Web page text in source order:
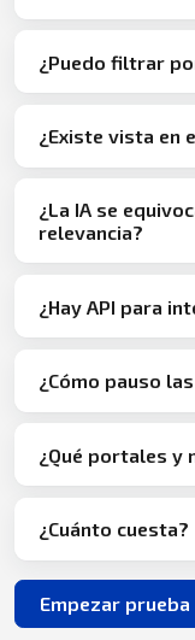
¿Puedo filtrar
¿Existe vista en
¿La IA se
relevancia?
¿Hay API para
¿Cómo pauso
¿Qué portales y
¿Cuánto cuesta?
Empezar